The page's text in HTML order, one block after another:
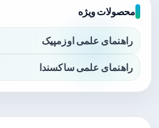
محصولات ویژه
راهنمای علمی اوزمپیک
راهنمای علمی ساکسندا